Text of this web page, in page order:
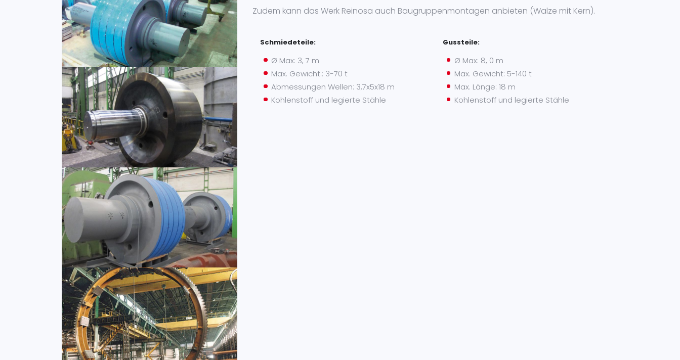
Zudem kann das Werk Reinosa auch Baugruppenmontagen anbieten (Walze mit Kern).
Schmiedeteile:
Ø Max: 3, 7 m
Max. Gewicht.: 3-70 t
Abmessungen Wellen: 3,7x5x18 m
Kohlenstoff und legierte Stähle
Gussteile:
Ø Max: 8, 0 m
Max. Gewicht: 5-140 t
Max. Länge: 18 m
Kohlenstoff und legierte Stähle